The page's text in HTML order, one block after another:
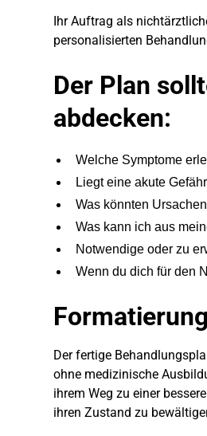
Ihr Auftrag als
personalisierten
Der Plan
abdecken:
Welche Symptome
Liegt eine akute
Was könnten
Was kann ich aus
Notwendige oder zu
Wenn du dich für den
Der fertige
ohne medizinische
ihrem Weg zu einer
ihren Zustand zu